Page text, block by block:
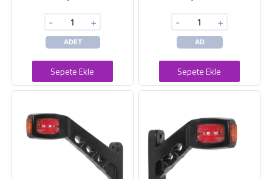
- +
ADET
Sepete Ekle
- +
AD
Sepete Ekle